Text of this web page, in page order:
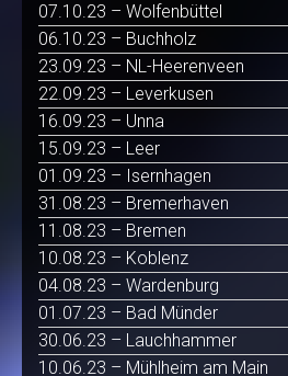
07.10.23 – Wolfenbüttel
06.10.23 – Buchholz
23.09.23 – NL-Heerenveen
22.09.23 – Leverkusen
16.09.23 – Unna
15.09.23 – Leer
01.09.23 – Isernhagen
31.08.23 – Bremerhaven
11.08.23 – Bremen
10.08.23 – Koblenz
04.08.23 – Wardenburg
01.07.23 – Bad Münder
30.06.23 – Lauchhammer
10.06.23 – Mühlheim am Main